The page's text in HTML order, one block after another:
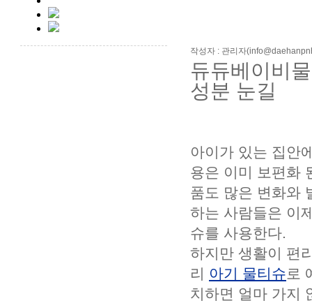
작성자 : 관리자
듀듀베이비
성분 눈길
아이가 있는 집안
용은 이미 보편화
품도 많은 변화와
하는 사람들은 이
슈를 사용한다.
하지만 생활이 편
리 아기 물티슈로
치하면 얼마 가지